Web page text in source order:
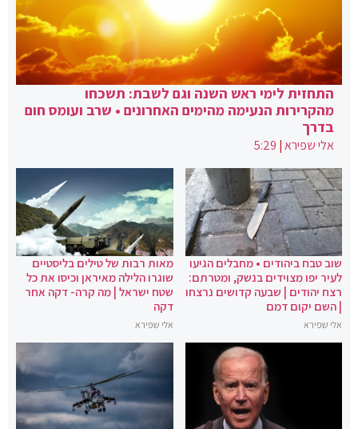
התחזית לימי ראש השנה וגם לשבת: תשכחו
מהקרירות הנעימה מהימים האחרונים • שרב ועומס חום
בדרך
אלי שפירא|
5:29
שוב טבח ביהודים • מחבלים הגיעו
לעיר יפו מצוידים בנשק, ומטרתם:
רצח יהודים | שבעה קדושים נרצחו
| השם יקום דמם
אלי שפירא
מאות רבות של טילים בליסטיים
שוגרו הלילה מאיראן וכיסו את כל
שטח ישראל | מה קרה- דקה אחר
דקה
אלי שפירא